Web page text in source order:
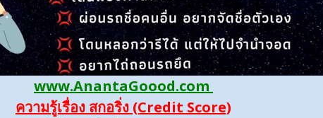
www.AnantaGoood.com
ความรู้เรื่อง สกอริ่ง (Credit Score)